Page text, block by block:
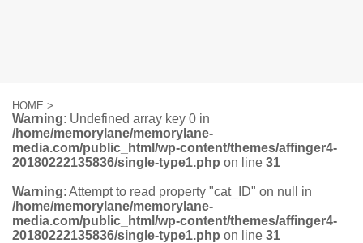
HOME >
Warning: Undefined array key 0 in
/home/memorylane/memorylane-
media.com/public_html/wp-content/themes/affinger4-
20180222135836/single-type1.php on line 31
Warning: Attempt to read property "cat_ID" on null in
/home/memorylane/memorylane-
media.com/public_html/wp-content/themes/affinger4-
20180222135836/single-type1.php on line 31